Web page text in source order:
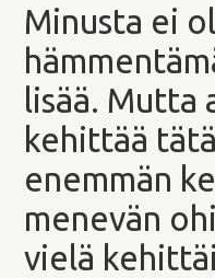
Minusta ei
lisää. Mutta
kehittää
enemmän
menevän
vielä